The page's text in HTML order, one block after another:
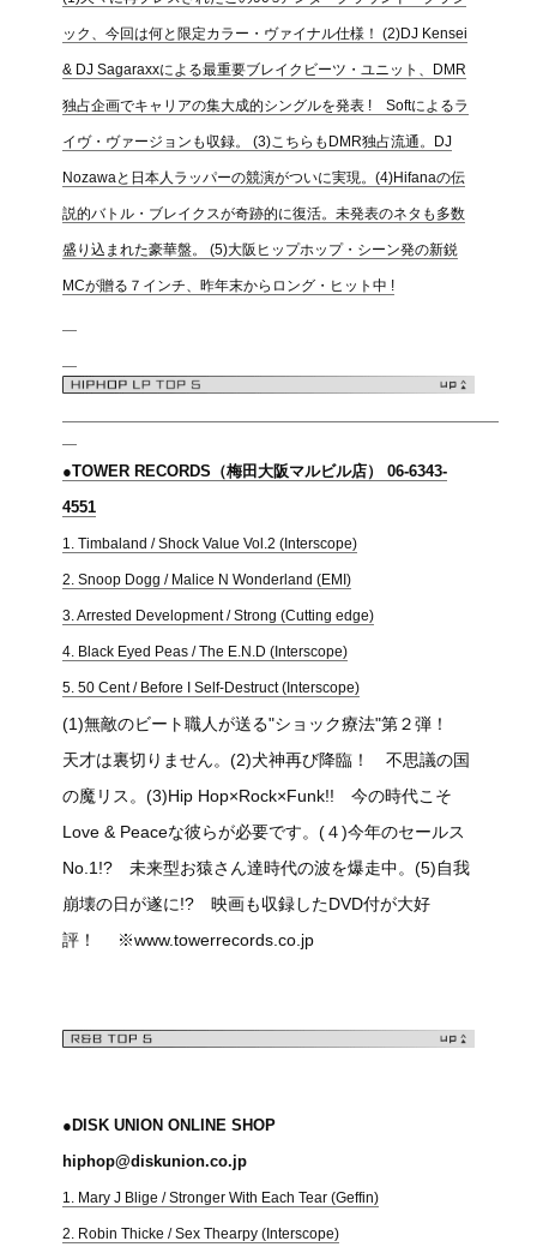
ック、今回は何と限定カラー・ヴァイナル仕様！ (2)DJ Kensei
& DJ Sagaraxxによる最重要ブレイクビーツ・ユニット、DMR
独占企画でキャリアの集大成的シングルを発表 ! Softによるラ
イヴ・ヴァージョンも収録。 (3)こちらもDMR独占流通。DJ
Nozawaと日本人ラッパーの競演がついに実現。(4)Hifanaの伝
説的バトル・ブレイクスが奇跡的に復活。未発表のネタも多数
盛り込まれた豪華盤。 (5)大阪ヒップホップ・シーン発の新鋭
MCが贈る７インチ、昨年末からロング・ヒット中 !
●TOWER RECORDS（梅田大阪マルビル店） 06-6343-
4551
1. Timbaland / Shock Value Vol.2 (Interscope)
2. Snoop Dogg / Malice N Wonderland (EMI)
3. Arrested Development / Strong (Cutting edge)
4. Black Eyed Peas / The E.N.D (Interscope)
5. 50 Cent / Before I Self-Destruct (Interscope)
(1)無敵のビート職人が送る"ショック療法"第２弾！
天才は裏切りません。(2)犬神再び降臨！ 不思議の国
の魔リス。(3)Hip Hop×Rock×Funk!! 今の時代こそ
Love & Peaceな彼らが必要です。(４)今年のセールス
No.1!? 未来型お猿さん達時代の波を爆走中。(5)自我
崩壊の日が遂に!? 映画も収録したDVD付が大好
評！ ※www.towerrecords.co.jp
●DISK UNION ONLINE SHOP
hiphop@diskunion.co.jp
1. Mary J Blige / Stronger With Each Tear (Geffin)
2. Robin Thicke / Sex Thearpy (Interscope)